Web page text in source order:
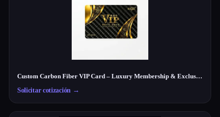
Custom Carbon Fiber VIP Card – Luxury Membership & Exclusive Club Card
Solicitar cotización→